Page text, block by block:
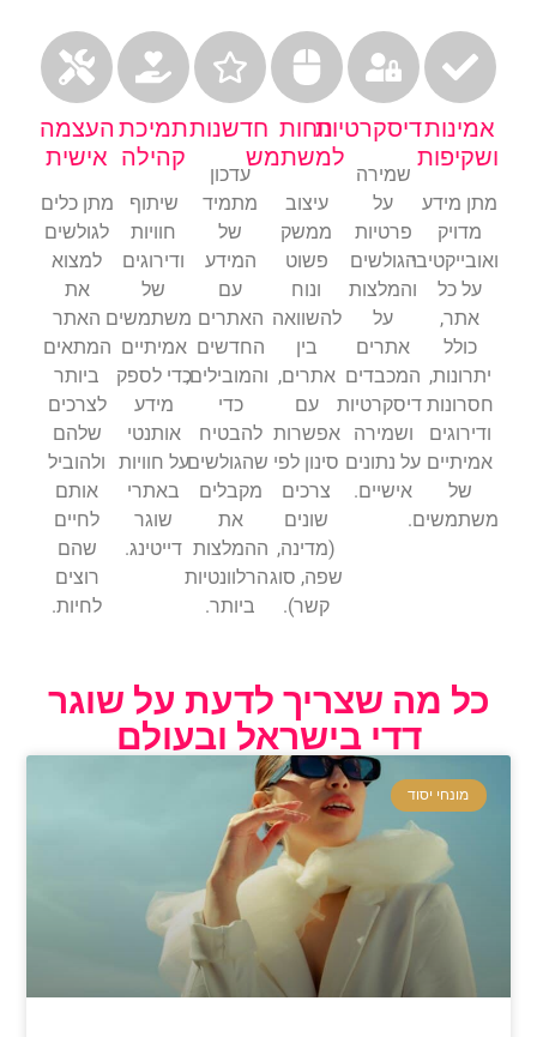
מידע
דיסקרטיות
שמירה
על
פרטיות
הגולשים
והמלצות
על
אתרים
המכבדים
דיסקרטיות
ושמירה
על נתונים
אישיים.
נוחות
למשתמש
עיצוב
ממשק
פשוט
ונוח
להשוואה
בין
אתרים,
עם
אפשרות
סינון לפי
צרכים
שפה, סוג
חדשנות
מתמיד
של
המידע
עם
האתרים
החדשים
והמובילים,
כדי
להבטיח
שהגולשים
מקבלים
את
ההמלצות
הרלוונטיות
ביותר.
תמיכת
קהילה
שיתוף
חוויות
ודירוגים
של
משתמשים
אמיתיים
כדי לספק
מידע
אותנטי
על חוויות
באתרי
שוגר
דייטינג.
העצמה
אישית
מתן כלים
לגולשים
למצוא
את
האתר
המתאים
ביותר
לצרכים
שלהם
ולהוביל
אותם
לחיים
שהם
מה שצריך לדעת על שוגר
דדי בישראל ובעולם
מונחי יסוד